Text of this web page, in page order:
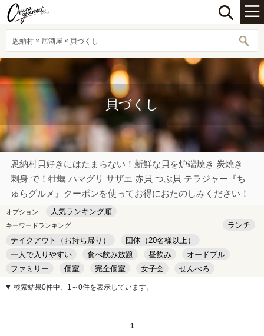
恩納村 × 居酒屋 × 貝づくし
貝づくし
恩納村貝好きにはたまらない！新鮮な貝を炉端焼き 炭焼き
刺身 で！牡蠣 ハマグリ サザエ 赤貝 つぶ貝 テラジャー『ち
ゅらグルメ』クーポンを使ってお得におたのしみください！
オプション 人気ランキング順
キーワードランキング
ランチ
テイクアウト（お持ち帰り）
団体（20名様以上）
一人で入りやすい
食べ飲み放題 昼飲み
オードブル
ファミリー
個室 完全個室 女子会
せんべろ
キッズルーム
安い デート
▼ 検索結果0件中、1～0件を表示しています。
1